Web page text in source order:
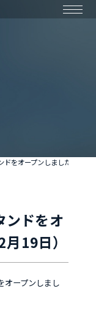
ドをオープンしました。（
ンドをオ
19日）
オープンしまし